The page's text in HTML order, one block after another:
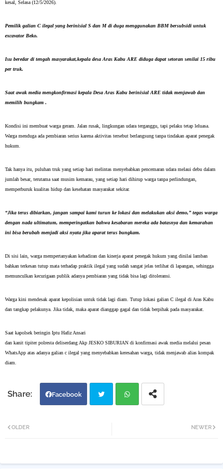
kesal, Selasa (12/5/2026).
Pemilik galian C ilegal yang berinisial S dan M di duga menggunakan BBM bersubsidi untuk
excavator Beko.
Isu beredar di tengah masyarakat,kepala desa Aras Kabu ARE diduga dapat setoran senilai 15 ribu
per truk.
Saat awak media mengkonfirmasi kepala Desa Aras Kabu berinisial ARE tidak menjawab dan
memilih bungkam .
Kondisi ini membuat warga geram. Jalan rusak, lingkungan udara terganggu, tapi pelaku tetap leluasa.
Warga menduga ada pembiaran serius karena aktivitas tersebut berlangsung tanpa tindakan aparat penegak
hukum.
Tak hanya itu, puluhan truk yang setiap hari melintas menyebabkan pencemaran udara melaui debu dalam
jumlah besar, terutama saat musim kemarau, yang setiap hari dihirup warga tanpa perlindungan,
memperburuk kualitas hidup dan kesehatan masyarakat sekitar.
“Jika terus dibiarkan, jangan sampai kami turun ke lokasi dan melakukan aksi demo,” tegas warga
dengan nada ultimatum, memperingatkan bahwa kesabaran mereka ada batasnya dan kemarahan
ini bisa berubah menjadi aksi nyata jika aparat terus bungkam.
Di sisi lain, warga mempertanyakan kehadiran dan kinerja aparat penegak hukum yang dinilai lamban
bahkan terkesan tutup mata terhadap praktik ilegal yang sudah sangat jelas terlihat di lapangan, sehingga
memunculkan kecurigaan publik adanya pembiaran yang tidak bisa lagi ditoleransi.
Warga kini mendesak aparat kepolisian untuk tidak lagi diam. Tutup lokasi galian C ilegal di Aras Kabu
dan tangkap pelakunya. Jika tidak, maka aparat dianggap gagal dan tidak berpihak pada masyarakat.
Saat kapolsek beringin Iptu Hafiz Ansari
dan kanit tipiter polresta deliserdang Akp JESKO SIBURIAN di konfirmasi awak media melalui pesan
WhatsApp atas adanya galian c ilegal yang menyebabkan keresahan warga, tidak menjawab alias kompak
diam.
Facebook
NEWER
OLDER